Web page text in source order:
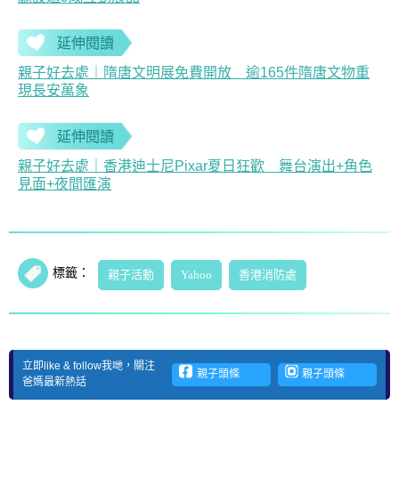
延伸閱讀
親子好去處｜隋唐文明展免費開放 逾165件隋唐文物重
現長安萬象
延伸閱讀
親子好去處｜香港迪士尼Pixar夏日狂歡 舞台演出+角色
見面+夜間匯演
標籤： 親子活動 Yahoo 香港消防處
立即like & follow我哋，關注
爸媽最新熱話
親子頭條 親子頭條